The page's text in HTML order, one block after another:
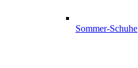
Sommer-Schuhe